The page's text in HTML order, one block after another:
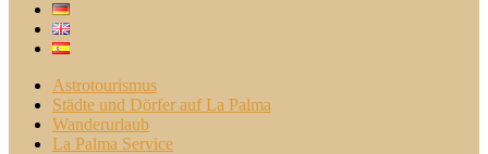
Astrotourismus
Städte und Dörfer auf La Palma
Wanderurlaub
La Palma Service